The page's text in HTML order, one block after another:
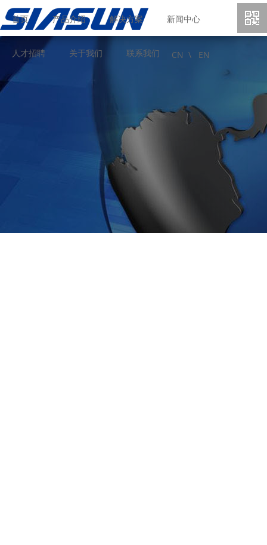
首页 产品介绍 解决方案 新闻中心
人才招聘 关于我们 联系我们 CN \ EN